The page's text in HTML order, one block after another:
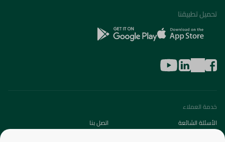
تحميل تطبيقنا
خدمة العملاء
الأسئلة الشائعة
اتصل بنا